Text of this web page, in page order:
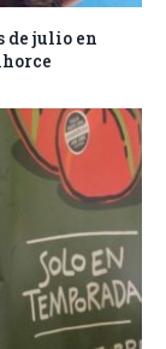
de julio en